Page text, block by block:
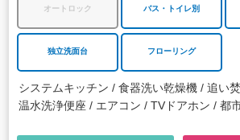
オートロック バス・トイレ別
独立洗面台 フローリング
システムキッチン 食器洗い乾燥機 追い
温水洗浄便座
エアコン TVドアホン 都